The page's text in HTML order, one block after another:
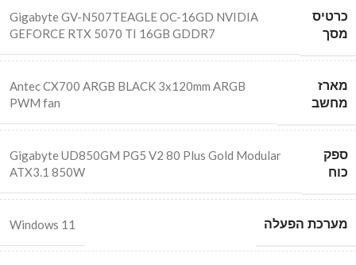
כרטיס
מסך
Gigabyte GV-N507TEAGLE OC-16GD NVIDIA
GEFORCE RTX 5070 TI 16GB GDDR7
מארז
מחשב
Antec CX700 ARGB BLACK 3x120mm ARGB
PWM fan
ספק
כוח
Gigabyte UD850GM PG5 V2 80 Plus Gold Modular
ATX3.1 850W
מערכת הפעלה Windows 11